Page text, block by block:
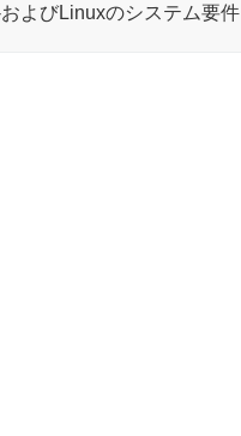
よびLinuxのシステム要件